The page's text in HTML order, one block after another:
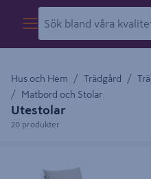
Hus och Hem Trädgård
Matbord och Stolar
Utestolar
20 produkter